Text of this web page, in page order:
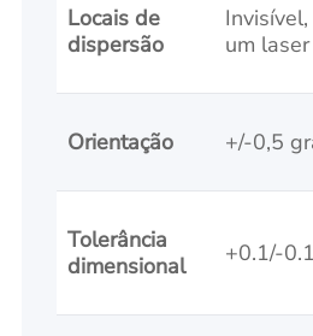
Locais de
dispersão
um
Orientação +/-0,5
Tolerância
dimensional
+0.1/-0.1